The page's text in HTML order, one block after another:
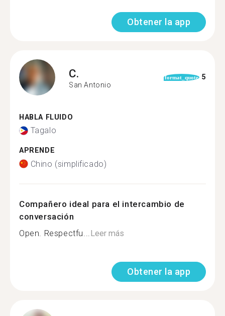
Obtener la app
C.
San Antonio
format_quote 5
HABLA FLUIDO
Tagalo
APRENDE
Chino (simplificado)
Compañero ideal para el intercambio de
conversación
Open. Respectfu... Leer más
Obtener la app